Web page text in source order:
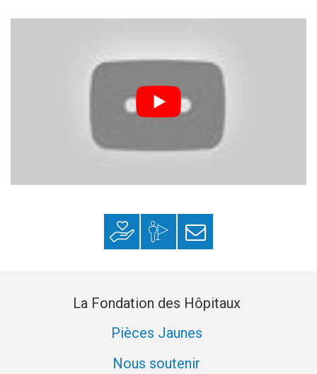
Faire un donMon espace
donateur
S’inscrire à la
newsletter
La Fondation des Hôpitaux
Pièces Jaunes
Nous soutenir